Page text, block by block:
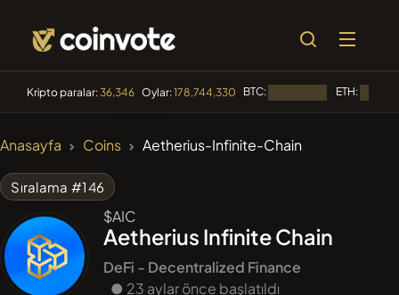
Kripto paralar:36,346 Oylar:178,744,330 BTC: ETH:
PERFI PEEFITOKEN
#1106
Algorithmic Trading
#1
Anasayfa Coins Aetherius-Infinite-Chain
Sıralama #146
$AIC
Aetherius Infinite Chain
DeFi - Decentralized Finance
● 23 aylar önce başlatıldı